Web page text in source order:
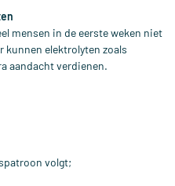
mensen in de eerste weken niet
kunnen elektrolyten zoals
aandacht verdienen.
volgt;